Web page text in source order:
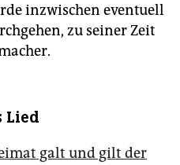
inzwischen eventuell
zu seiner Zeit
Lied
galt und gilt der